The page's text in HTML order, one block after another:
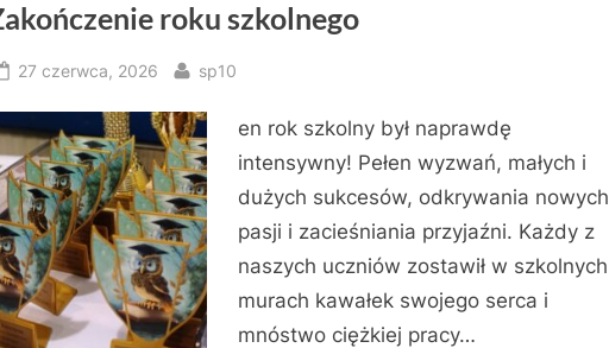
roku szkolnego
Posted
27 czerwca, 2026 By
sp10
en rok szkolny był naprawdę
intensywny! Pełen wyzwań, małych i
dużych sukcesów, odkrywania nowych
pasji i zacieśniania przyjaźni. Każdy z
naszych uczniów zostawił w szkolnych
murach kawałek swojego serca i
mnóstwo ciężkiej pracy…